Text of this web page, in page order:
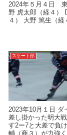
2024年５月４日
野 虎太郎（経４）
４） 大野 篤生（経
スケート部
2023年10月１日 ダ
差し掛かった明大
す2ー7と大差で負
輔（商３）が力強